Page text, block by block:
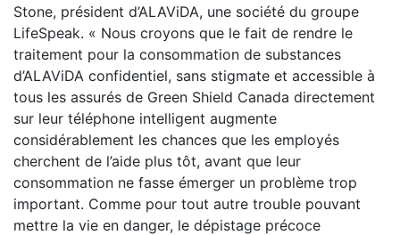
Stone, président d’ALAViDA, une société du groupe
LifeSpeak. « Nous croyons que le fait de rendre le
traitement pour la consommation de substances
d’ALAViDA confidentiel, sans stigmate et accessible à
tous les assurés de Green Shield Canada directement
sur leur téléphone intelligent augmente
considérablement les chances que les employés
cherchent de l’aide plus tôt, avant que leur
consommation ne fasse émerger un problème trop
important. Comme pour tout autre trouble pouvant
mettre la vie en danger, le dépistage précoce